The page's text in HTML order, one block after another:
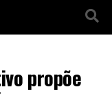
propõe